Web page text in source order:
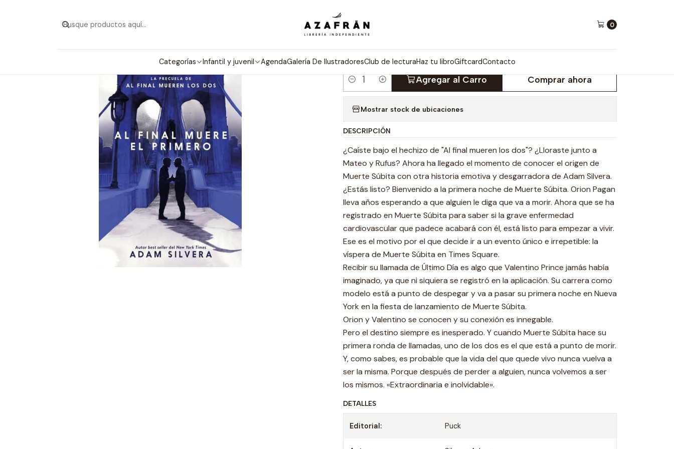
0
Categorías Infantil y juvenil AgendaGalería De IlustradoresClub de lecturaHaz tu libroGiftcardContacto
Romántica
AL FINAL MUERE EL PRIMERO
Cantidad
Agregar al Carro Comprar ahora
Mostrar stock de ubicaciones
DESCRIPCIÓN
¿Caíste bajo el hechizo de "Al final mueren los dos"? ¿Lloraste junto a
Mateo y Rufus? Ahora ha llegado el momento de conocer el origen de
Muerte Súbita con otra historia emotiva y desgarradora de Adam Silvera.
¿Estás listo? Bienvenido a la primera noche de Muerte Súbita. Orion Pagan
lleva años esperando a que alguien le diga que va a morir. Ahora que se ha
registrado en Muerte Súbita para saber si la grave enfermedad
cardiovascular que padece acabará con él, está listo para empezar a vivir.
Ese es el motivo por el que decide ir a un evento único e irrepetible: la
víspera de Muerte Súbita en Times Square.
Recibir su llamada de Último Día es algo que Valentino Prince jamás había
imaginado, ya que ni siquiera se registró en la aplicación. Su carrera como
modelo está a punto de despegar y va a pasar su primera noche en Nueva
York en la fiesta de lanzamiento de Muerte Súbita.
Orion y Valentino se conocen y su conexión es innegable.
Pero el destino siempre es inesperado. Y cuando Muerte Súbita hace su
primera ronda de llamadas, uno de los dos es el que está a punto de morir.
Y, como sabes, es probable que la vida del que quede vivo nunca vuelva a
ser la misma. Porque después de perder a alguien, nunca volvemos a ser
los mismos. «Extraordinaria e inolvidable».
DETALLES
Editorial: Puck